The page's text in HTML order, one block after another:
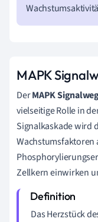
MAPK
DerMAPK
vielseitige Rolle in
Signalkaskade wird
Wachstumsfaktoren
Zellkern einwirken
Das Herzstück